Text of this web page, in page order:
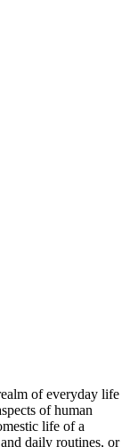
of everyday life
of human
life of a
daily routines, or